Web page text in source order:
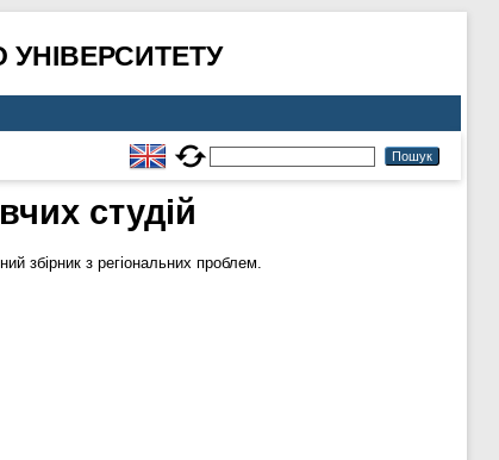
студій
збірник з регіональних проблем.